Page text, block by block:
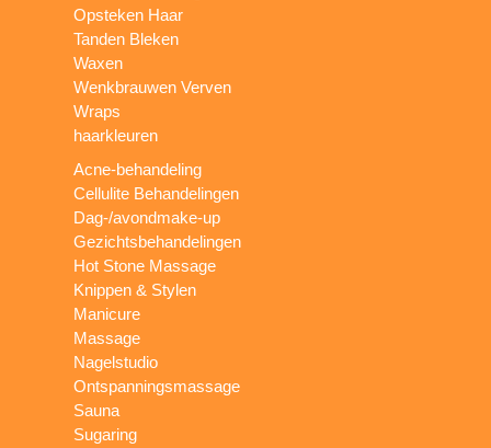
Opsteken Haar
Tanden Bleken
Waxen
Wenkbrauwen Verven
Wraps
haarkleuren
Acne-behandeling
Cellulite Behandelingen
Dag-/avondmake-up
Gezichtsbehandelingen
Hot Stone Massage
Knippen & Stylen
Manicure
Massage
Nagelstudio
Ontspanningsmassage
Sauna
Sugaring